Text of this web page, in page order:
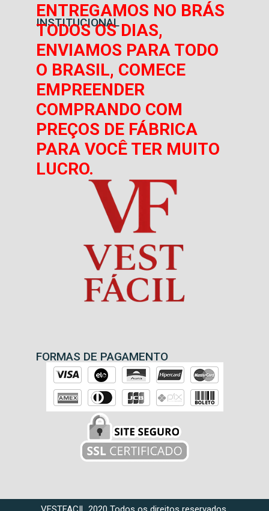
INSTITUCIONAL
ENTREGAMOS NO BRÁS
TODOS OS DIAS,
ENVIAMOS PARA TODO
O BRASIL, COMECE
EMPREENDER
COMPRANDO COM
PREÇOS DE FÁBRICA
PARA VOCÊ TER MUITO
LUCRO.
FORMAS DE PAGAMENTO